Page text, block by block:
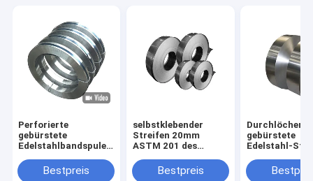
Perforierte
gebürstete
Edelstahlbandspule
A240M JIS201 321
0,2 * 1500 mm
Bestpreis
selbstklebender
Streifen 20mm
ASTM 201 des
316 316L 410 430
Bestpreis
Durchlöcherte
gebürstete
Edelstahl-
Mühle2mm
6mm zurecht